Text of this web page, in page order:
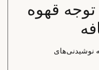
قهوه